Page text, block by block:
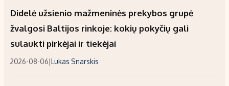
Didelė užsienio mažmeninės prekybos grupė
žvalgosi Baltijos rinkoje: kokių pokyčių gali
sulaukti pirkėjai ir tiekėjai
2026-08-06|Lukas Snarskis